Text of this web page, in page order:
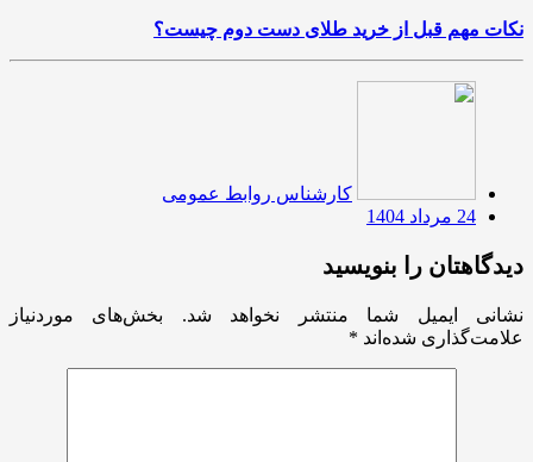
نکات مهم قبل از خرید طلای دست دوم چیست؟
کارشناس روابط عمومی
24 مرداد 1404
دیدگاهتان را بنویسید
نشانی ایمیل شما منتشر نخواهد شد.
بخش‌های موردنیاز
علامت‌گذاری شده‌اند *